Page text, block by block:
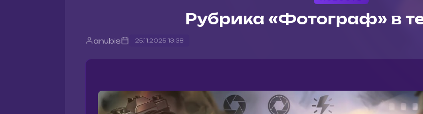
Рубрика «Фотограф» в
anubis 25.11.2025 13:38